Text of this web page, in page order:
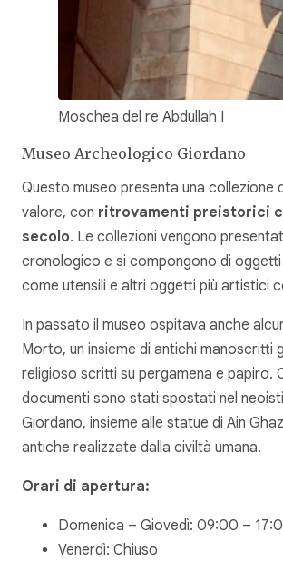
Moschea del re Abdullah I
Museo Archeologico Giordano
Questo museo presenta una collezione
valore, con ritrovamenti preistorici
secolo. Le collezioni vengono
cronologico e si compongono di
come utensili e altri oggetti più artistici
In passato il museo ospitava anche
Morto, un insieme di antichi manoscritti
religioso scritti su pergamena e papiro.
documenti sono stati spostati nel
Giordano, insieme alle statue di Ain
antiche realizzate dalla civiltà umana.
Orari di apertura:
Domenica – Giovedì: 09:00 –
Venerdì: Chiuso